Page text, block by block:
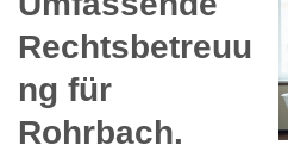
Rechtsbetreuu
ng für
Rohrbach.